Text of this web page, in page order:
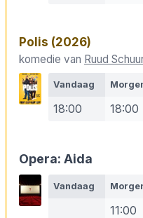
Polis (2026)
komedie van Ruud
Vandaag
18:00 18:00
Opera: Aida
Vandaag
11:00